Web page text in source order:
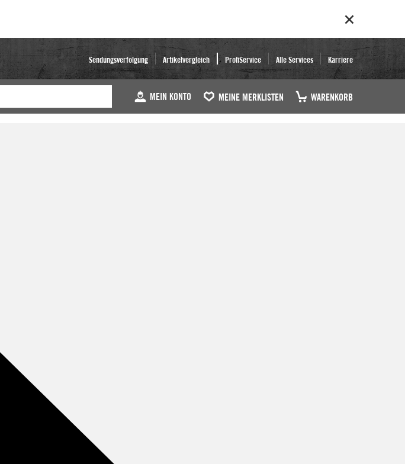
Sendungsverfolgung Artikelvergleich ProfiService Alle Services Karriere
MEIN KONTO MEINE MERKLISTEN WARENKORB